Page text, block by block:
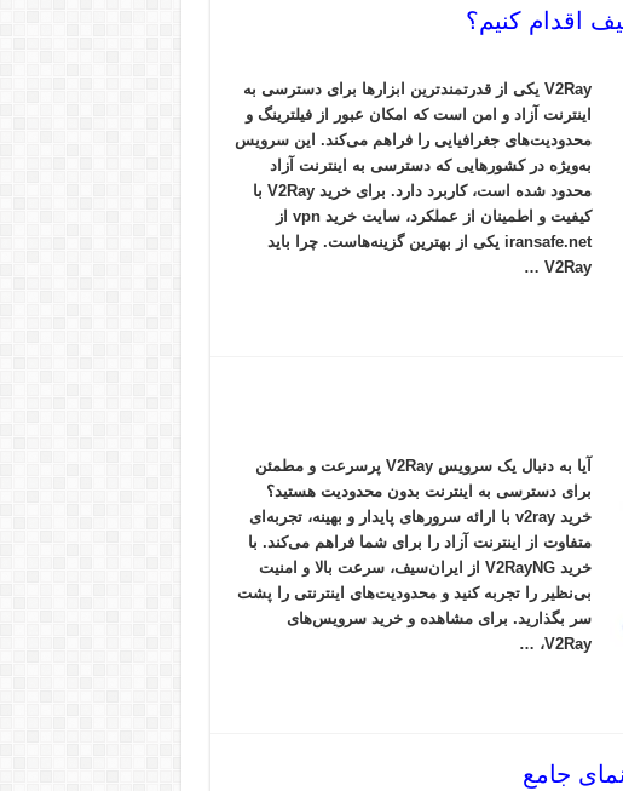
V2Ray یکی از قدرتمندترین ابزارها برای دسترسی به
اینترنت آزاد و امن است که امکان عبور از فیلترینگ و
محدودیت‌های جغرافیایی را فراهم می‌کند. این سرویس
به‌ویژه در کشورهایی که دسترسی به اینترنت آزاد
محدود شده است، کاربرد دارد. برای خرید V2Ray با
کیفیت و اطمینان از عملکرد، سایت خرید vpn از
iransafe.net یکی از بهترین گزینه‌هاست. چرا باید
V2Ray …
آیا به دنبال یک سرویس V2Ray پرسرعت و مطمئن
برای دسترسی به اینترنت بدون محدودیت هستید؟
خرید v2ray با ارائه سرورهای پایدار و بهینه، تجربه‌ای
متفاوت از اینترنت آزاد را برای شما فراهم می‌کند. با
خرید V2RayNG از ایران‌سیف، سرعت بالا و امنیت
بی‌نظیر را تجربه کنید و محدودیت‌های اینترنتی را پشت
سر بگذارید. برای مشاهده و خرید سرویس‌های
V2Ray، …